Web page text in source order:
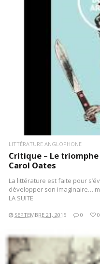
LITTÉRATURE ANGLOPHONE
Critique – Le
Carol Oates
La littérature est faite pour
développer son imaginaire…
LA SUITE
SEPTEMBRE 21, 2015 0 0